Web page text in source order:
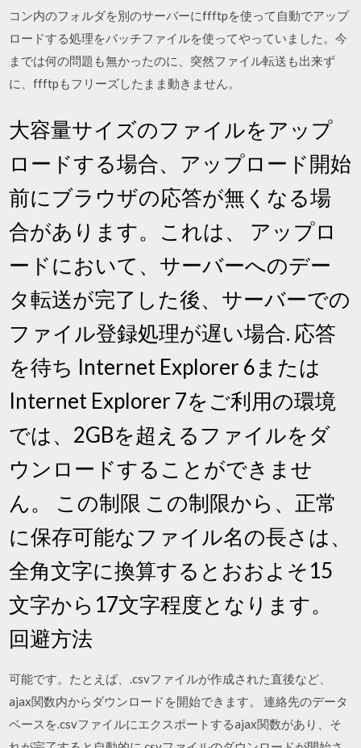
コン内のフォルダを別のサーバーにffftpを使って自動でアップ
ロードする処理をバッチファイルを使ってやっていました。今
までは何の問題も無かったのに、突然ファイル転送も出来ず
に、ffftpもフリーズしたまま動きません。
大容量サイズのファイルをアップ
ロードする場合、アップロード開始
前にブラウザの応答が無くなる場
合があります。これは、 アップロ
ードにおいて、サーバーへのデー
タ転送が完了した後、サーバーでの
ファイル登録処理が遅い場合. 応答
を待ち Internet Explorer 6または
Internet Explorer 7をご利用の環境
では、2GBを超えるファイルをダ
ウンロードすることができませ
ん。 この制限 この制限から、正常
に保存可能なファイル名の長さは、
全角文字に換算するとおおよそ15
文字から17文字程度となります。
回避方法
可能です。たとえば、.csvファイルが作成された直後など、
ajax関数内からダウンロードを開始できます。 連絡先のデータ
ベースを.csvファイルにエクスポートするajax関数があり、そ